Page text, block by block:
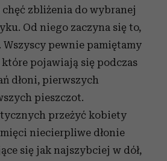
zbliżenia do wybranej
Od niego zaczyna się to,
Wszyscy pewnie pamiętamy
pojawiają się podczas
dłoni, pierwszych
pieszczot.
przeżyć kobiety
niecierpliwe dłonie
się jak najszybciej w dół,